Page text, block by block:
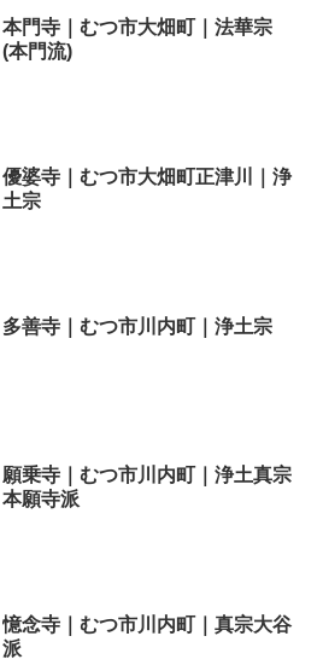
本門寺｜むつ市大畑町｜法華宗
(本門流)
優婆寺｜むつ市大畑町正津川｜浄
土宗
多善寺｜むつ市川内町｜浄土宗
願乗寺｜むつ市川内町｜浄土真宗
本願寺派
憶念寺｜むつ市川内町｜真宗大谷
派